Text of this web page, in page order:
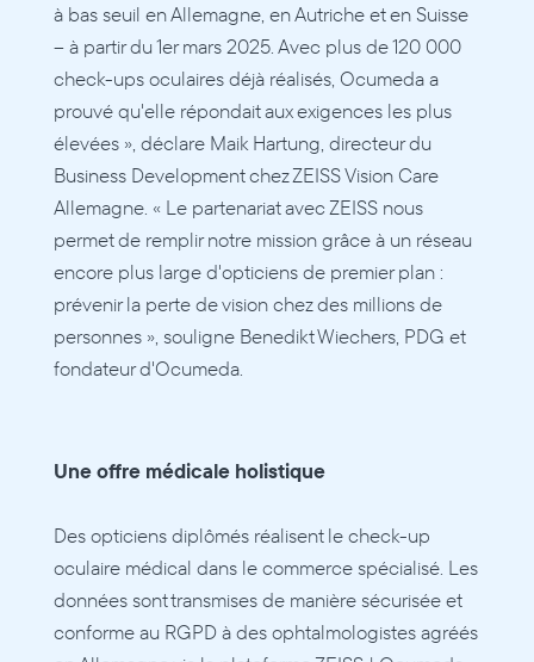
à bas seuil en Allemagne, en Autriche et en Suisse
– à partir du 1er mars 2025. Avec plus de 120 000
check-ups oculaires déjà réalisés, Ocumeda a
prouvé qu'elle répondait aux exigences les plus
élevées », déclare Maik Hartung, directeur du
Business Development chez ZEISS Vision Care
Allemagne. « Le partenariat avec ZEISS nous
permet de remplir notre mission grâce à un réseau
encore plus large d'opticiens de premier plan :
prévenir la perte de vision chez des millions de
personnes », souligne Benedikt Wiechers, PDG et
fondateur d'Ocumeda.
Une offre médicale holistique
Des opticiens diplômés réalisent le check-up
oculaire médical dans le commerce spécialisé. Les
données sont transmises de manière sécurisée et
conforme au RGPD à des ophtalmologistes agréés